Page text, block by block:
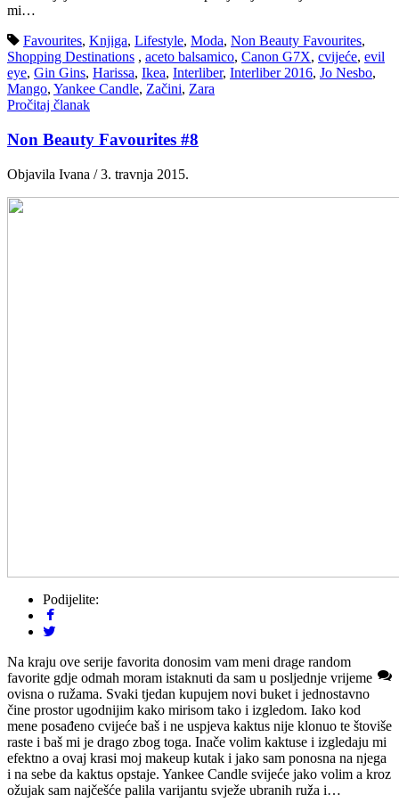
mi…
Favourites, Knjiga, Lifestyle, Moda, Non Beauty Favourites,
Shopping Destinations , aceto balsamico, Canon G7X, cvijeće, evil
eye, Gin Gins, Harissa, Ikea, Interliber, Interliber 2016, Jo Nesbo,
Mango, Yankee Candle, Začini, Zara
Pročitaj članak
Non Beauty Favourites #8
Objavila Ivana / 3. travnja 2015.
Podijelite:
Na kraju ove serije favorita donosim vam meni drage random
favorite gdje odmah moram istaknuti da sam u posljednje vrijeme
ovisna o ružama. Svaki tjedan kupujem novi buket i jednostavno
čine prostor ugodnijim kako mirisom tako i izgledom. Iako kod
mene posađeno cvijeće baš i ne uspjeva kaktus nije klonuo te štoviše
raste i baš mi je drago zbog toga. Inače volim kaktuse i izgledaju mi
efektno a ovaj krasi moj makeup kutak i jako sam ponosna na njega
i na sebe da kaktus opstaje. Yankee Candle svijeće jako volim a kroz
ožujak sam najčešće palila varijantu svježe ubranih ruža i…